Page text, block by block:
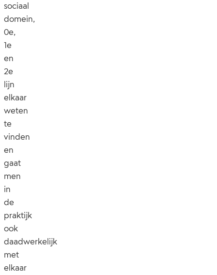
sociaal
domein,
0e,
1e
en
2e
lijn
elkaar
weten
te
vinden
en
gaat
men
in
de
praktijk
ook
daadwerkelijk
met
elkaar